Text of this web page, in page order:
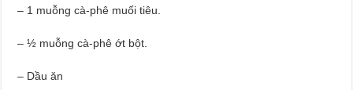
– 1 muỗng cà-phê muối tiêu.
– ½ muỗng cà-phê ớt bột.
– Dầu ăn